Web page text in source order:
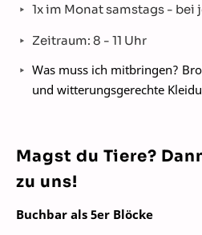
1x im Monat samstags - bei
Zeitraum: 8 - 11 Uhr
Was muss ich mitbringen?
und witterungsgerechte
Magst du Tiere?
zu uns!
Buchbar als 5er Blöcke